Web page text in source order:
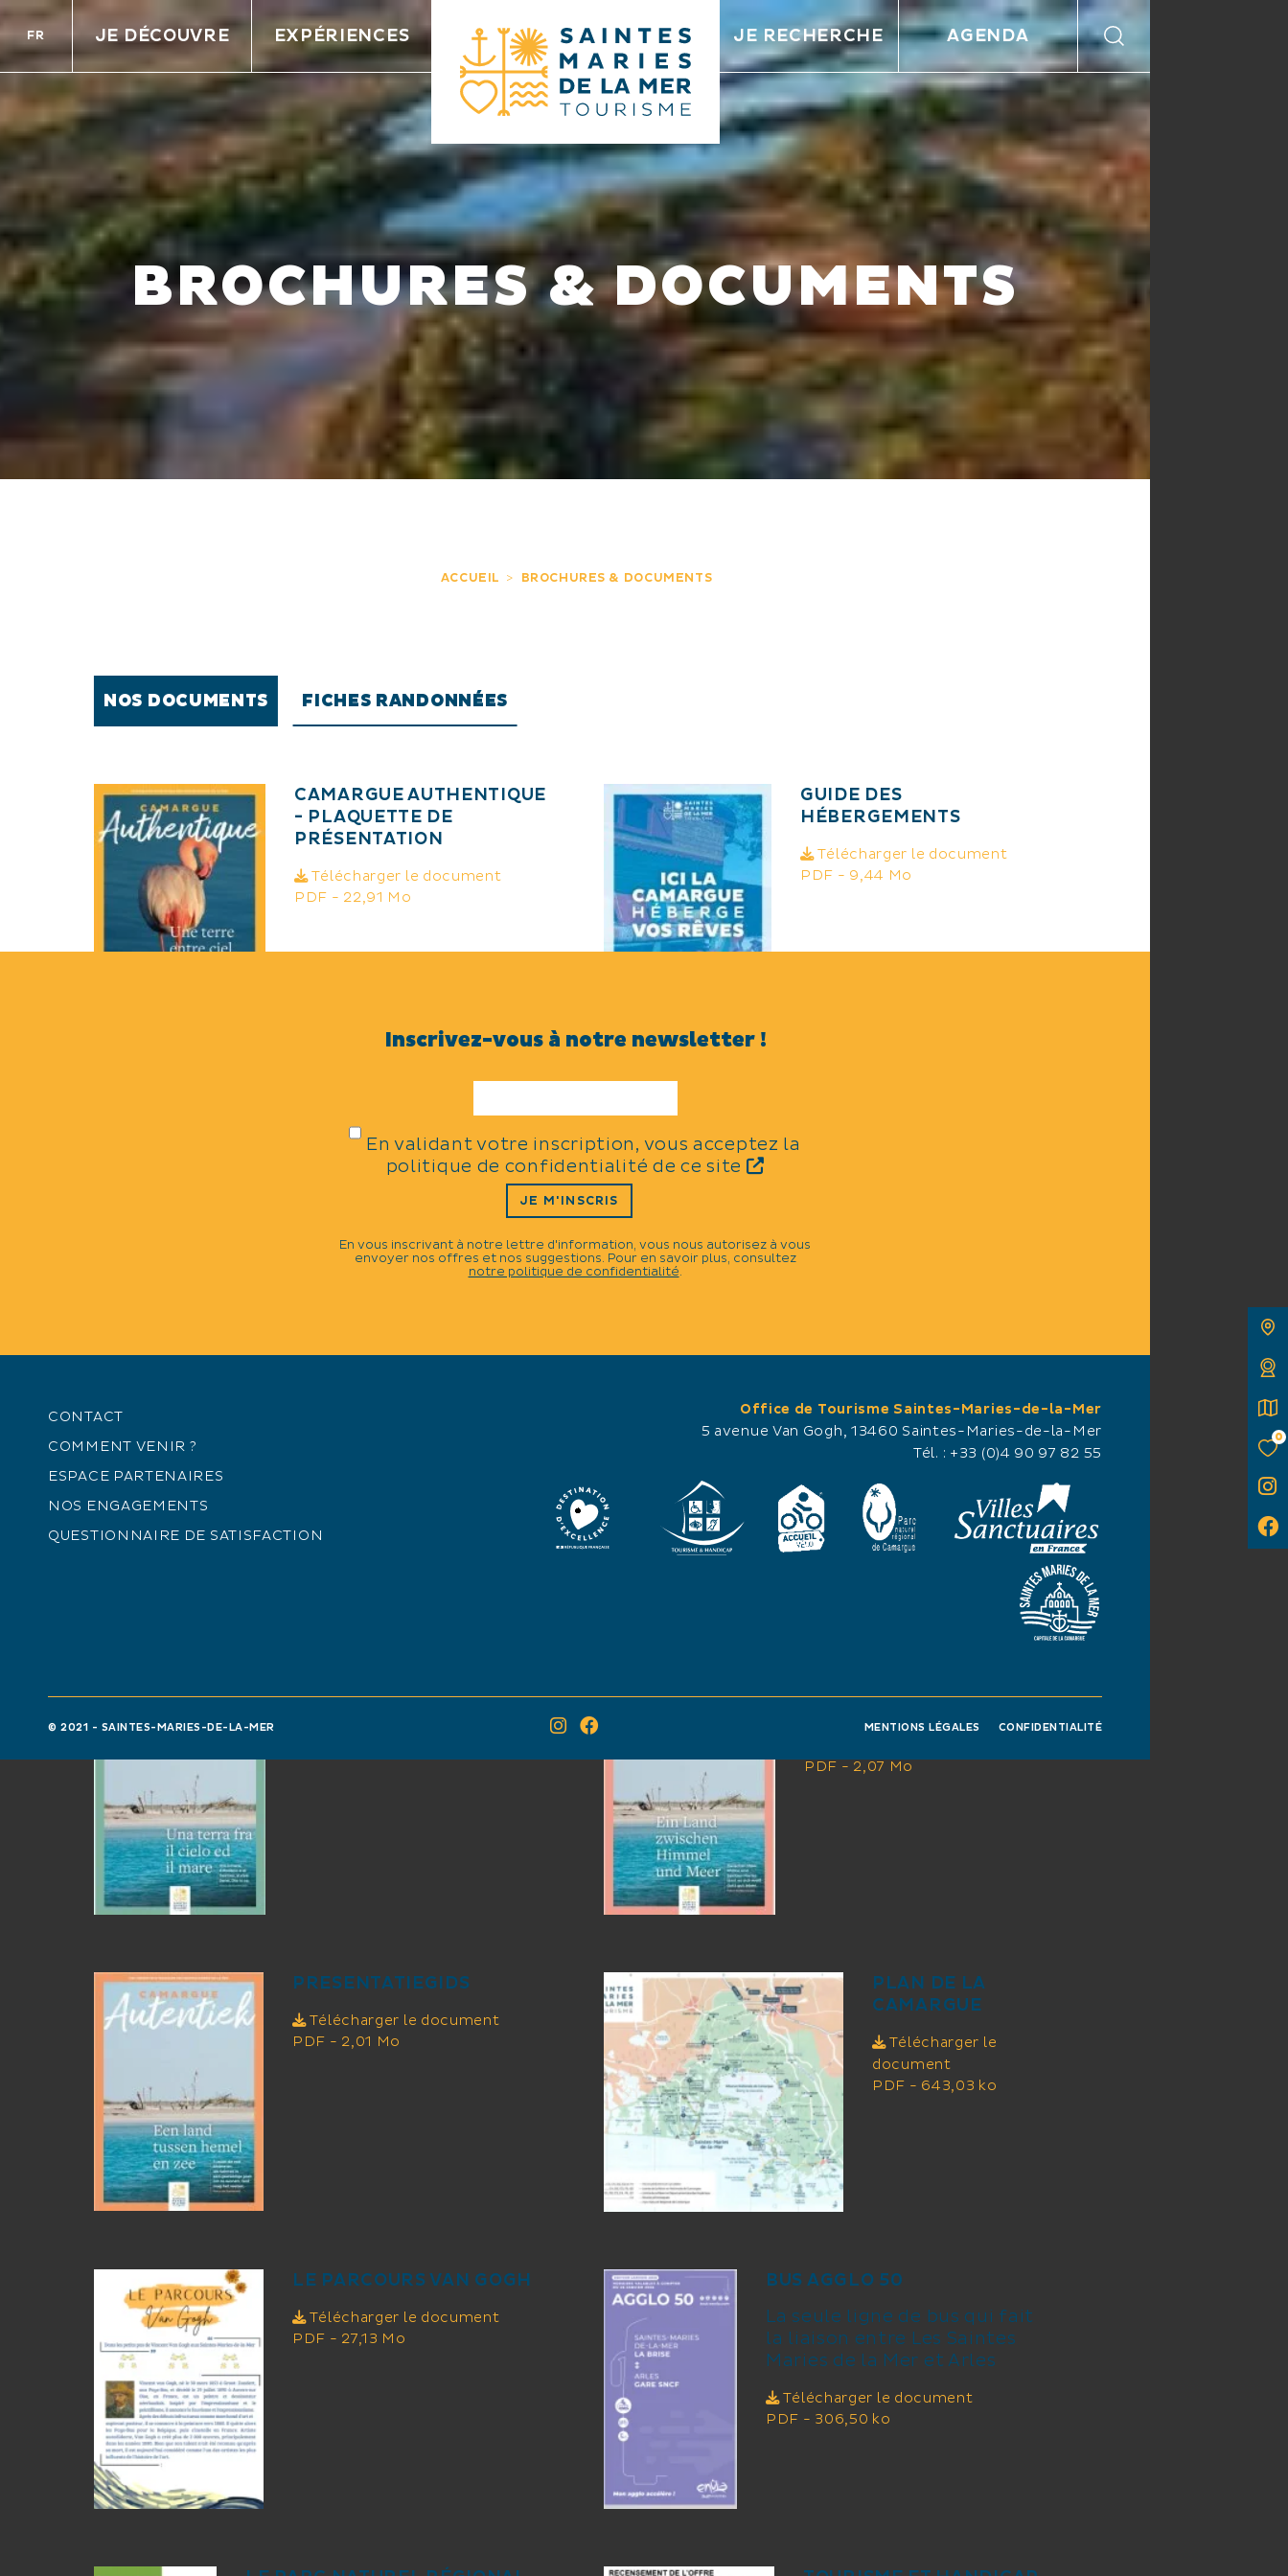
FR JE DÉCOUVRE EXPÉRIENCES JE RECHERCHE AGENDA
BROCHURES & DOCUMENTS
ACCUEIL BROCHURES & DOCUMENTS
NOS DOCUMENTS FICHES RANDONNÉES
CAMARGUE AUTHENTIQUE
- PLAQUETTE DE
PRÉSENTATION
Télécharger le document
PDF - 22,91 Mo
GUIDE DES
HÉBERGEMENTS
Télécharger le document
PDF - 9,44 Mo
Télécharger le document
PDF - 8,12 Mo
Télécharger le document
PDF - 2,07 Mo
PRESENTATIEGIDS
Télécharger le document
PDF - 2,01 Mo
PLAN DE LA
CAMARGUE
Télécharger le
document
PDF - 643,03 ko
LE PARCOURS VAN GOGH
Télécharger le document
PDF - 27,13 Mo
BUS AGGLO 50
La seule ligne de bus qui fait
la liaison entre Les Saintes
Maries de la Mer et Arles
Télécharger le document
PDF - 306,50 ko
0
Inscrivez-vous à notre newsletter !
En validant votre inscription, vous acceptez la
politique de confidentialité de ce site
JE M'INSCRIS
En vous inscrivant à notre lettre d'information, vous nous autorisez à vous
envoyer nos offres et nos suggestions. Pour en savoir plus, consultez
notre politique de confidentialité.
CONTACT
COMMENT VENIR ?
ESPACE PARTENAIRES
NOS ENGAGEMENTS
QUESTIONNAIRE DE SATISFACTION
Office de Tourisme Saintes-Maries-de-la-Mer
5 avenue Van Gogh, 13460 Saintes-Maries-de-la-Mer
Tél. : +33 (0)4 90 97 82 55
© 2021 - SAINTES-MARIES-DE-LA-MER MENTIONS LÉGALES CONFIDENTIALITÉ